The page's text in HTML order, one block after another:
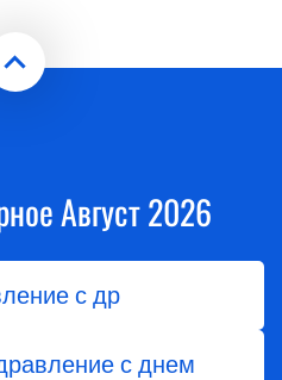
Август 2026
с др
с днем